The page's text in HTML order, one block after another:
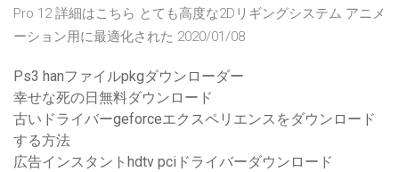
Pro 12 詳細はこちら とても高度な2Dリギングシステム アニメ
ーション用に最適化された 2020/01/08
Ps3 hanファイルpkgダウンローダー
幸せな死の日無料ダウンロード
古いドライバーgeforceエクスペリエンスをダウンロード
する方法
広告インスタントhdtv pciドライバーダウンロード